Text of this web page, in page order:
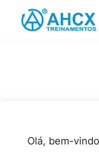
content
Olá, bem-